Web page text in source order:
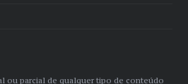
ou parcial de qualquer tipo de conteúdo